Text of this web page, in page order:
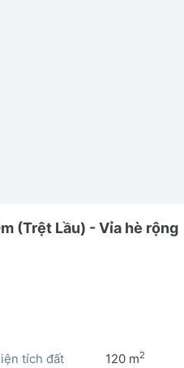
(Trệt Lầu) - Vỉa hè rộng
tích đất 120 m2